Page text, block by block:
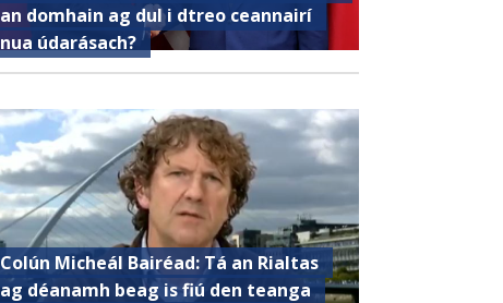
an domhain ag dul i dtreo ceannairí
nua údarásach?
Colún Micheál Bairéad: Tá an Rialtas
ag déanamh beag is fiú den teanga